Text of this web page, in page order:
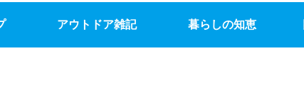
アウトドア雑記 暮らしの知恵